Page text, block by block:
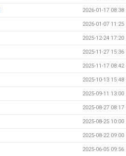
2026-01-17 08:38
2026-01-07 11:25
2025-12-24 17:20
2025-11-27 15:36
2025-11-17 08:42
2025-10-13 15:48
2025-09-11 13:00
2025-08-27 08:17
2025-08-25 10:00
2025-08-22 09:00
2025-06-05 09:56